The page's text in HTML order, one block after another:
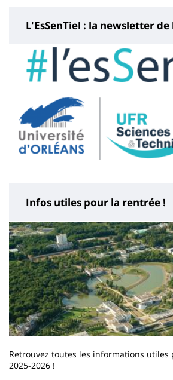
L'EsSenTiel : la newsletter de
Infos utiles pour la rentrée !
Retrouvez toutes les informations
2025-2026 !